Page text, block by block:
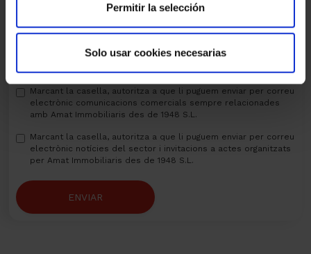
Permitir la selección
Solo usar cookies necesarias
Marcant la casella, autoritza a que li puguem enviar per correu
electrònic comunicacions comercials sempre relacionades
amb Amat Immobiliaris des de 1948 S.L.
Marcant la casella, autoritza a que li puguem enviar per correu
electrònic notícies del sector i invitacions a actes organitzats
per Amat Immobiliaris des de 1948 S.L.
ENVIAR